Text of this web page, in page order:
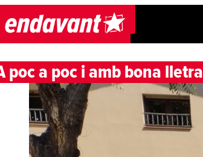
Skip to content
poc a poc i amb bona lletra